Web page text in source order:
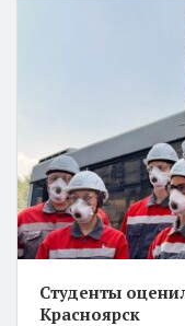
Студенты
Красноярск